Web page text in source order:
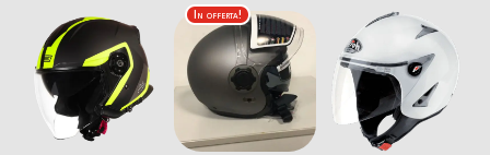
ORIGINALE
ERA:
110,00 €.
ATTUALE
76,00 €.
ORIGINALE
134,00 €.
È:
In offerta!